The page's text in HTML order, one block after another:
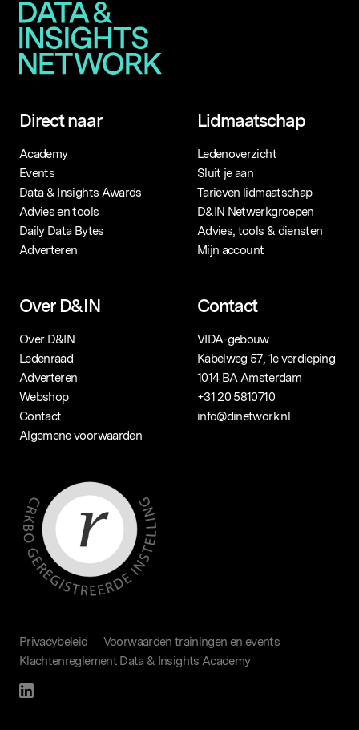
Direct naar
Academy
Events
Data & Insights Awards
Advies en tools
Daily Data Bytes
Adverteren
Lidmaatschap
Ledenoverzicht
Sluit je aan
Tarieven lidmaatschap
D&IN Netwerkgroepen
Advies, tools & diensten
Mijn account
Over D&IN
Over D&IN
Ledenraad
Adverteren
Webshop
Contact
Algemene voorwaarden
Contact
VIDA-gebouw
Kabelweg 57, 1e verdieping
1014 BA Amsterdam
+31 20 5810710
info@dinetwork.nl
Privacybeleid
Voorwaarden trainingen en events
Klachtenreglement Data & Insights Academy